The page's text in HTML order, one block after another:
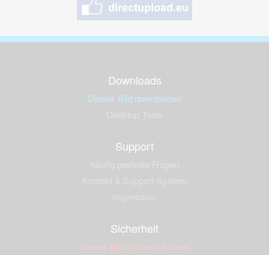
Downloads
Dieses Bild downloaden
Support
Sicherheit
Dieses Bild melden (Abuse)